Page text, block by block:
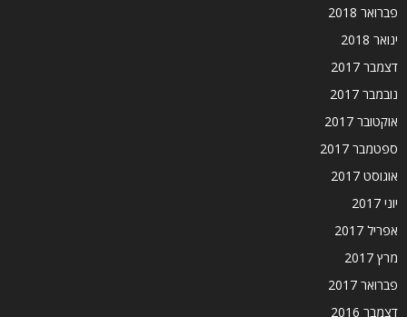
פברואר 2018
ינואר 2018
דצמבר 2017
נובמבר 2017
אוקטובר 2017
ספטמבר 2017
אוגוסט 2017
יוני 2017
אפריל 2017
מרץ 2017
פברואר 2017
דצמבר 2016